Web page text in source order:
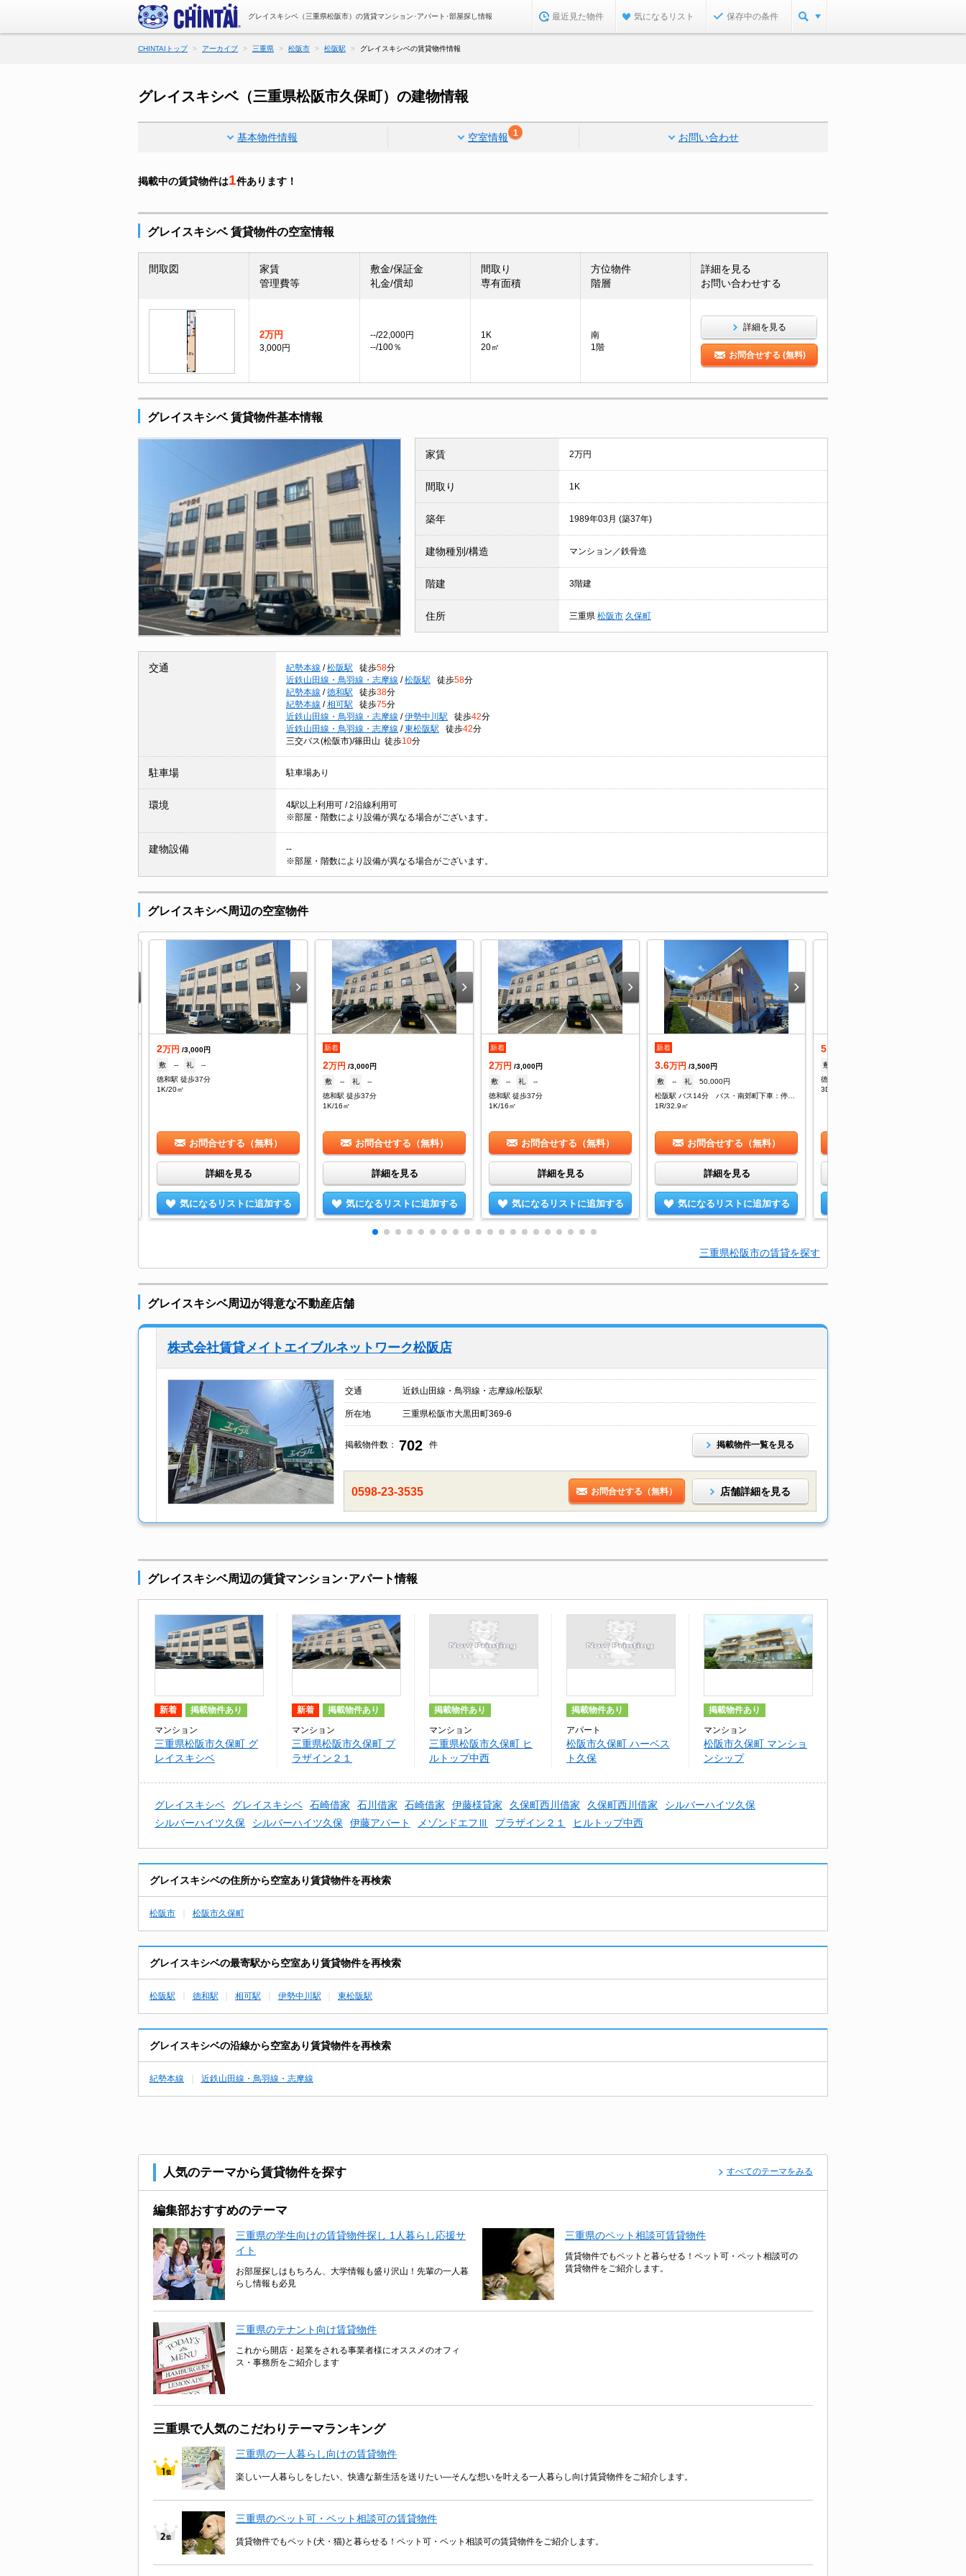
グレイスキシベ（三重県松阪市）の賃貸マンション･アパート･部屋探し情報 最近見た物件 気になるリスト 保存中の条件
CHINTAIトップ アーカイブ 三重県 松阪市 松阪駅 グレイスキシベの賃貸物件情報
グレイスキシベ（三重県松阪市久保町）の建物情報
基本物件情報 空室情報 1 お問い合わせ
掲載中の賃貸物件は1件あります！
グレイスキシベ 賃貸物件の空室情報
間取図
家賃
管理費等
敷金/保証金
礼金/償却
間取り
専有面積
方位物件
階層
詳細を見る
お問い合わせする
2万円
3,000円
--/22,000円
--/100％
1K
20㎡
南
1階
詳細を見る
お問合せする (無料)
グレイスキシベ 賃貸物件基本情報
家賃 2万円
間取り 1K
築年 1989年03月 (築37年)
建物種別/構造 マンション／鉄骨造
階建 3階建
住所 三重県 松阪市 久保町
交通 紀勢本線 / 松阪駅 徒歩58分
近鉄山田線・鳥羽線・志摩線 / 松阪駅 徒歩58分
紀勢本線 / 徳和駅 徒歩38分
紀勢本線 / 相可駅 徒歩75分
近鉄山田線・鳥羽線・志摩線 / 伊勢中川駅 徒歩42分
近鉄山田線・鳥羽線・志摩線 / 東松阪駅 徒歩42分
三交バス(松阪市)/篠田山 徒歩10分
駐車場 駐車場あり
環境
4駅以上利用可 / 2沿線利用可
※部屋・階数により設備が異なる場合がございます。
建物設備
--
※部屋・階数により設備が異なる場合がございます。
グレイスキシベ周辺の空室物件
2万円 /3,000円
敷
-- 礼
--
徳和駅 徒歩37分
1K/20㎡
お問合せする（無料）
詳細を見る
気になるリストに追加する
新着
2万円 /3,000円
敷
-- 礼
--
徳和駅 徒歩37分
1K/16㎡
お問合せする（無料）
詳細を見る
気になるリストに追加する
新着
2万円 /3,000円
敷
-- 礼
--
徳和駅 徒歩37分
1K/16㎡
お問合せする（無料）
詳細を見る
気になるリストに追加する
新着
3.6万円 /3,500円
敷
-- 礼
50,000円
松阪駅 バス14分 バス・南郊町下車：停歩10分
1R/32.9㎡
お問合せする（無料）
詳細を見る
気になるリストに追加する
5.5
敷
徳和駅 徒歩34分
3DK/51.79㎡
三重県松阪市の賃貸を探す
グレイスキシベ周辺が得意な不動産店舗
株式会社賃貸メイトエイブルネットワーク松阪店
交通 近鉄山田線・鳥羽線・志摩線/松阪駅
所在地 三重県松阪市大黒田町369-6
掲載物件数： 702 件 掲載物件一覧を見る
0598-23-3535 お問合せする（無料） 店舗詳細を見る
グレイスキシベ周辺の賃貸マンション･アパート情報
新着 掲載物件あり
マンション
三重県松阪市久保町 グ
レイスキシベ
新着 掲載物件あり
マンション
三重県松阪市久保町 プ
ラザイン２１
掲載物件あり
マンション
三重県松阪市久保町 ヒ
ルトップ中西
掲載物件あり
アパート
松阪市久保町 ハーベス
ト久保
掲載物件あり
マンション
松阪市久保町 マンショ
ンシップ
グレイスキシベ グレイスキシベ 石崎借家 石川借家 石崎借家 伊藤様貸家 久保町西川借家 久保町西川借家
シルバーハイツ久保
シルバーハイツ久保
シルバーハイツ久保 伊藤アパート メゾンドエフⅢ プラザイン２１ ヒルトップ中西
グレイスキシベの住所から空室あり賃貸物件を再検索
松阪市 松阪市久保町
グレイスキシベの最寄駅から空室あり賃貸物件を再検索
松阪駅 徳和駅 相可駅 伊勢中川駅 東松阪駅
グレイスキシベの沿線から空室あり賃貸物件を再検索
紀勢本線 近鉄山田線・鳥羽線・志摩線
人気のテーマから賃貸物件を探す すべてのテーマをみる
編集部おすすめのテーマ
三重県の学生向けの賃貸物件探し 1人暮らし応援サ
イト
お部屋探しはもちろん、大学情報も盛り沢山！先輩の一人暮
らし情報も必見
三重県のペット相談可賃貸物件
賃貸物件でもペットと暮らせる！ペット可・ペット相談可の
賃貸物件をご紹介します。
三重県のテナント向け賃貸物件
これから開店・起業をされる事業者様にオススメのオフィ
ス・事務所をご紹介します
三重県で人気のこだわりテーマランキング
三重県の一人暮らし向けの賃貸物件
楽しい一人暮らしをしたい、快適な新生活を送りたい―そんな想いを叶える一人暮らし向け賃貸物件をご紹介します。
三重県のペット可・ペット相談可の賃貸物件
賃貸物件でもペット(犬・猫)と暮らせる！ペット可・ペット相談可の賃貸物件をご紹介します。